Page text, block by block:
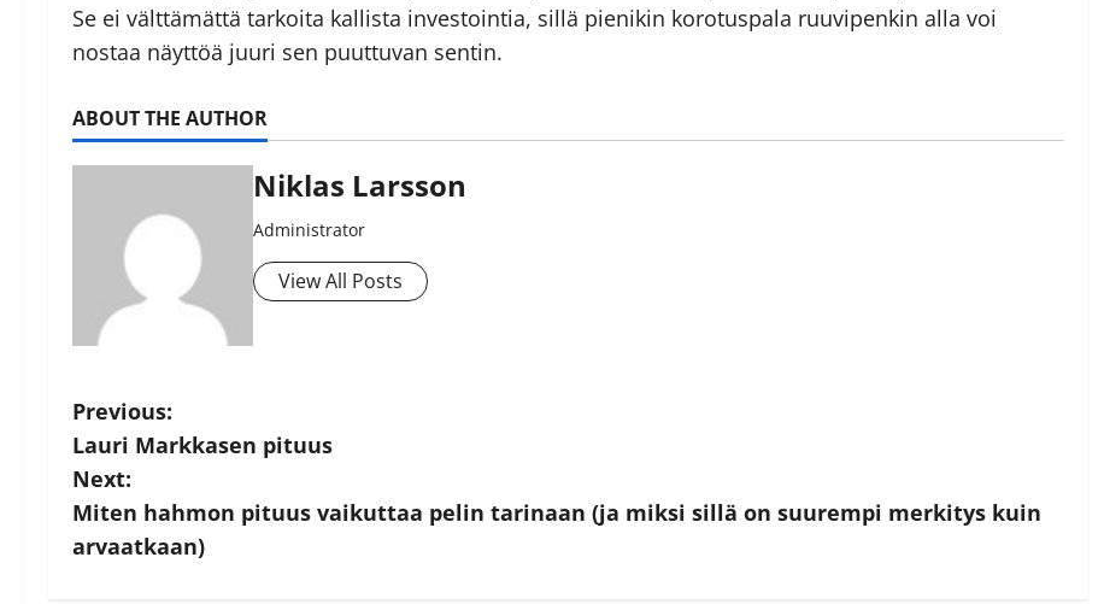
Se ei välttämättä tarkoita kallista investointia, sillä pienikin korotus­pala ruuvipenkin alla voi
nostaa näyttöä juuri sen puuttuvan sentin.
ABOUT THE AUTHOR
Niklas Larsson
Administrator
View All Posts
P
o
s
t
Previous:
Lauri Markkasen pituus
Next:
Miten hahmon pituus vaikuttaa pelin tarinaan (ja miksi sillä on suurempi merkitys kuin
arvaatkaan)